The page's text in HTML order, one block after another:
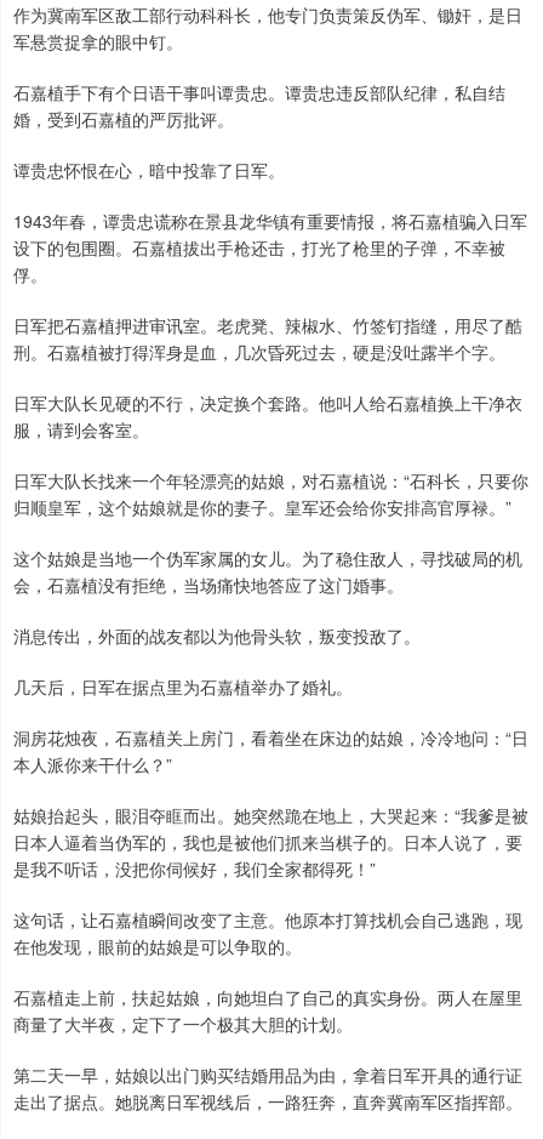
作为冀南军区敌工部行动科科长，他专门负责策反伪军、锄奸，是日
军悬赏捉拿的眼中钉。
石嘉植手下有个日语干事叫谭贵忠。谭贵忠违反部队纪律，私自结
婚，受到石嘉植的严厉批评。
谭贵忠怀恨在心，暗中投靠了日军。
1943年春，谭贵忠谎称在景县龙华镇有重要情报，将石嘉植骗入日军
设下的包围圈。石嘉植拔出手枪还击，打光了枪里的子弹，不幸被
俘。
日军把石嘉植押进审讯室。老虎凳、辣椒水、竹签钉指缝，用尽了酷
刑。石嘉植被打得浑身是血，几次昏死过去，硬是没吐露半个字。
日军大队长见硬的不行，决定换个套路。他叫人给石嘉植换上干净衣
服，请到会客室。
日军大队长找来一个年轻漂亮的姑娘，对石嘉植说：“石科长，只要你
归顺皇军，这个姑娘就是你的妻子。皇军还会给你安排高官厚禄。”
这个姑娘是当地一个伪军家属的女儿。为了稳住敌人，寻找破局的机
会，石嘉植没有拒绝，当场痛快地答应了这门婚事。
消息传出，外面的战友都以为他骨头软，叛变投敌了。
几天后，日军在据点里为石嘉植举办了婚礼。
洞房花烛夜，石嘉植关上房门，看着坐在床边的姑娘，冷冷地问：“日
本人派你来干什么？”
姑娘抬起头，眼泪夺眶而出。她突然跪在地上，大哭起来：“我爹是被
日本人逼着当伪军的，我也是被他们抓来当棋子的。日本人说了，要
是我不听话，没把你伺候好，我们全家都得死！”
这句话，让石嘉植瞬间改变了主意。他原本打算找机会自己逃跑，现
在他发现，眼前的姑娘是可以争取的。
石嘉植走上前，扶起姑娘，向她坦白了自己的真实身份。两人在屋里
商量了大半夜，定下了一个极其大胆的计划。
第二天一早，姑娘以出门购买结婚用品为由，拿着日军开具的通行证
走出了据点。她脱离日军视线后，一路狂奔，直奔冀南军区指挥部。